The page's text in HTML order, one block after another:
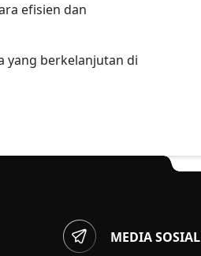
efisien dan
yang berkelanjutan di
MEDIA SOSIAL